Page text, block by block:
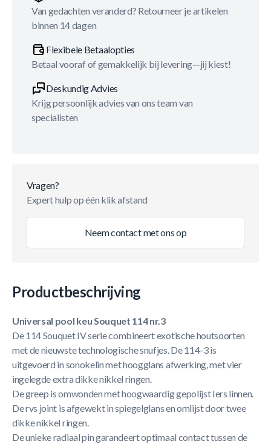
Van gedachten veranderd? Retourneer je artikelen
binnen 14 dagen
Flexibele Betaalopties
Betaal vooraf of gemakkelijk bij levering—jij kiest!
Deskundig Advies
Krijg persoonlijk advies van ons team van
specialisten
Vragen?
Expert hulp op één klik afstand
Neem contact met ons op
Productbeschrijving
Universal pool keu Souquet 114 nr.3
De 114 Souquet IV serie combineert exotische houtsoorten
met de nieuwste technologische snufjes. De 114-3 is
uitgevoerd in sonokelin met hoogglans afwerking, met vier
ingelegde extra dikke nikkel ringen.
De greep is omwonden met hoogwaardig gepolijst Iers linnen.
De rvs joint is afgewekt in spiegelglans en omlijst door twee
dikke nikkel ringen.
De unieke radiaal pin garandeert optimaal contact tussen de